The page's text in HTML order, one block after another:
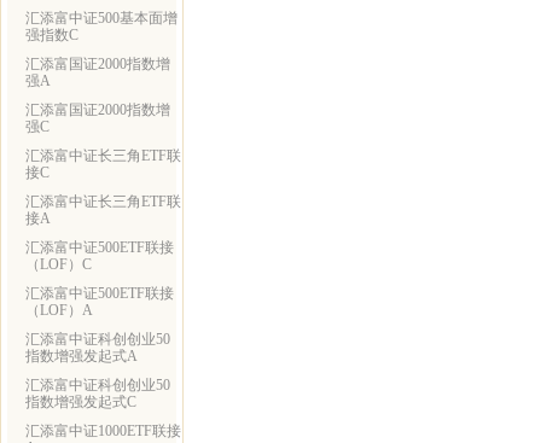
汇添富中证500基本面增
强指数C
汇添富国证2000指数增
强A
汇添富国证2000指数增
强C
汇添富中证长三角ETF联
接C
汇添富中证长三角ETF联
接A
汇添富中证500ETF联接
（LOF）C
汇添富中证500ETF联接
（LOF）A
汇添富中证科创创业50
指数增强发起式A
汇添富中证科创创业50
指数增强发起式C
汇添富中证1000ETF联接